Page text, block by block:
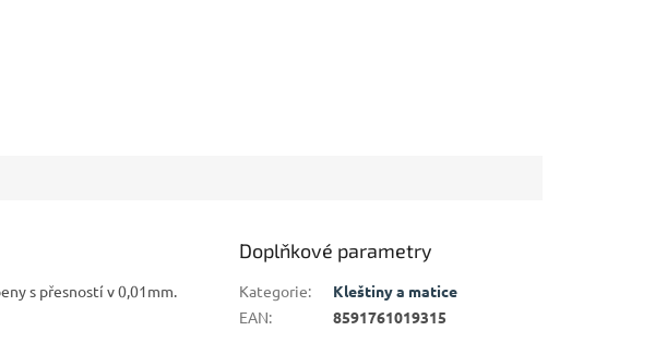
s přesností v 0,01mm.
Doplňkové parametry
Kategorie:
Kleštiny a matice
EAN: 8591761019315